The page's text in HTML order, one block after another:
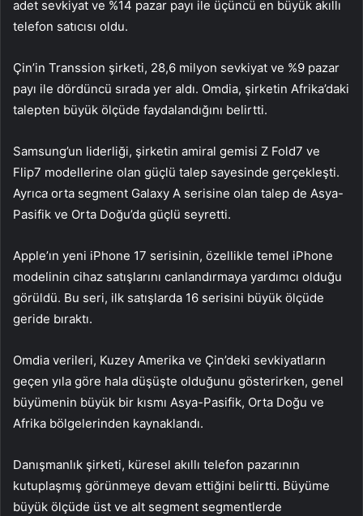
adet sevkiyat ve %14 pazar payı ile üçüncü en büyük akıllı
telefon satıcısı oldu.
Çin’in Transsion şirketi, 28,6 milyon sevkiyat ve %9 pazar
payı ile dördüncü sırada yer aldı. Omdia, şirketin Afrika’daki
talepten büyük ölçüde faydalandığını belirtti.
Samsung’un liderliği, şirketin amiral gemisi Z Fold7 ve
Flip7 modellerine olan güçlü talep sayesinde gerçekleşti.
Ayrıca orta segment Galaxy A serisine olan talep de Asya-
Pasifik ve Orta Doğu’da güçlü seyretti.
Apple’ın yeni iPhone 17 serisinin, özellikle temel iPhone
modelinin cihaz satışlarını canlandırmaya yardımcı olduğu
görüldü. Bu seri, ilk satışlarda 16 serisini büyük ölçüde
geride bıraktı.
Omdia verileri, Kuzey Amerika ve Çin’deki sevkiyatların
geçen yıla göre hala düşüşte olduğunu gösterirken, genel
büyümenin büyük bir kısmı Asya-Pasifik, Orta Doğu ve
Afrika bölgelerinden kaynaklandı.
Danışmanlık şirketi, küresel akıllı telefon pazarının
kutuplaşmış görünmeye devam ettiğini belirtti. Büyüme
büyük ölçüde üst ve alt segment segmentlerde